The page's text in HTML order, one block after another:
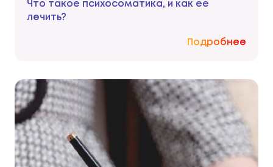
Что такое психосоматика, и как ее
лечить?
Подробнее